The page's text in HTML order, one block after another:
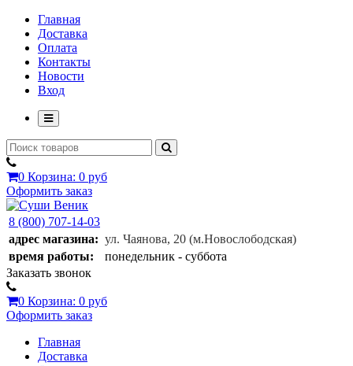
Главная
Доставка
Оплата
Контакты
Новости
Вход
0 Корзина: 0 руб
Оформить заказ
8 (800) 707-14-03
адрес магазина: ул. Чаянова, 20 (м.Новослободская)
время работы:
понедельник - суббота
Заказать звонок
0 Корзина: 0 руб
Оформить заказ
Главная
Доставка